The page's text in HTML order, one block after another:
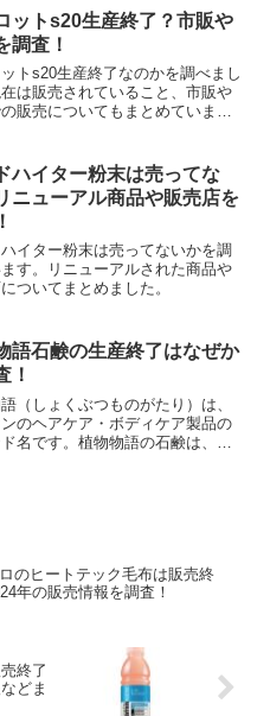
ットs20生産終了？市販や
調査！
トs20生産終了なのかを調べまし
は販売されていること、市販や
販売についてもまとめていま
ハイター粉末は売ってな
ニューアル商品や販売店を
イター粉末は売ってないかを調
す。リニューアルされた商品や
ついてまとめました。
語石鹸の生産終了はなぜか
！
（しょくぶつものがたり）は、
のヘアケア・ボディケア製品の
名です。植物物語の石鹸は、洗
のヒートテック毛布は販売終
年の販売情報を調査！
終了
どま